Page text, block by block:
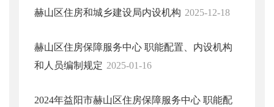
赫山区住房和城乡建设局内设机构 2025-12-18
赫山区住房保障服务中心 职能配置、内设机构
和人员编制规定 2025-01-16
2024年益阳市赫山区住房保障服务中心 职能配